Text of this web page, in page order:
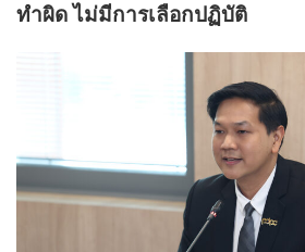
ทำผิด ไม่มีการเลือกปฏิบัติ